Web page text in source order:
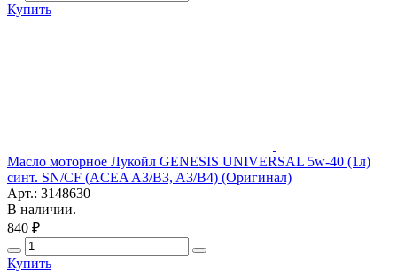
Купить
Масло моторное Лукойл GENESIS UNIVERSAL 5w-40 (1л)
синт. SN/CF (ACEA A3/B3, A3/B4) (Оригинал)
Арт.: 3148630
В наличии.
840 ₽
Купить